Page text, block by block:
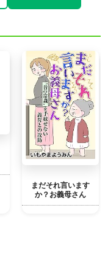
まだそれ言います
か？お義母さん